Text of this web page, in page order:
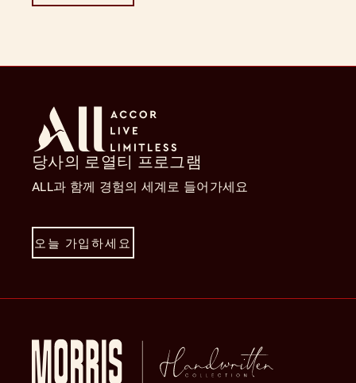
당사의 로열티 프로그램
ALL과 함께 경험의 세계로 들어가세요
오늘 가입하세요